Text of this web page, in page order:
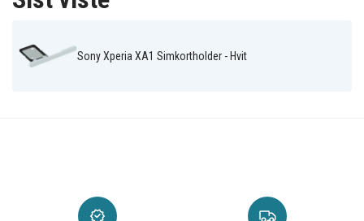
Sony Xperia XA1 Simkortholder - Hvit